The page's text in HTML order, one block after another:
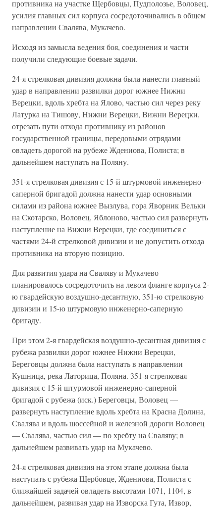
противника на участке Щербовцы, Пудполозье, Воловец,
усилия главных сил корпуса сосредоточивались в общем
направлении Свалява, Мукачево.
Исходя из замысла ведения боя, соединения и части
получили следующие боевые задачи.
24-я стрелковая дивизия должна была нанести главный
удар в направлении развилки дорог южнее Нижни
Верецки, вдоль хребта на Ялово, частью сил через реку
Латурка на Тишову, Нижни Верецки, Вижни Верецки,
отрезать пути отхода противнику из районов
государственной границы, передовыми отрядами
овладеть дорогой на рубеже Ждениова, Полиста; в
дальнейшем наступать на Поляну.
351-я стрелковая дивизия с 15-й штурмовой инженерно-
саперной бригадой должна нанести удар основными
силами из района южнее Вызлува, гора Яворник Вельки
на Скотарско, Воловец, Яблоново, частью сил развернуть
наступление на Вижни Верецки, где соединиться с
частями 24-й стрелковой дивизии и не допустить отхода
противника на вторую позицию.
Для развития удара на Сваляву и Мукачево
планировалось сосредоточить на левом фланге корпуса 2-
ю гвардейскую воздушно-десантную, 351-ю стрелковую
дивизии и 15-ю штурмовую инженерно-саперную
бригаду.
При этом 2-я гвардейская воздушно-десантная дивизия с
рубежа развилки дорог южнее Нижни Верецки,
Береговцы должна была наступать в направлении
Кушница, река Латорица, Поляна. 351-я стрелковая
дивизия с 15-й штурмовой инженерно-саперной
бригадой с рубежа (иск.) Береговцы, Воловец —
развернуть наступление вдоль хребта на Красна Долина,
Свалява и вдоль шоссейной и железной дороги Воловец
— Свалява, частью сил — по хребту на Сваляву; в
дальнейшем развивать удар на Мукачево.
24-я стрелковая дивизия на этом этапе должна была
наступать с рубежа Щербовце, Ждениова, Полиста с
ближайшей задачей овладеть высотами 1071, 1104, в
дальнейшем, развивая удар на Изворска Гута, Извор,